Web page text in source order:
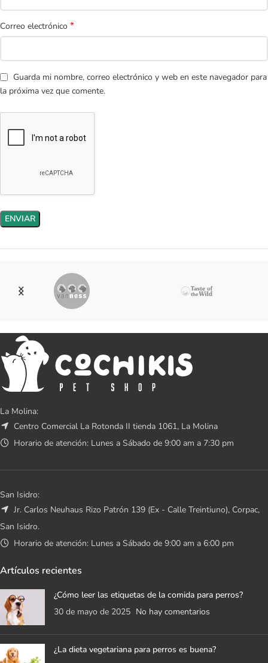
Correo electrónico *
Guarda mi nombre, correo electrónico y web en este navegador para
la próxima vez que comente.
La Molina:
Centro Comercial La Rotonda II tienda 1061, La Molina
Horario de atención: Lunes a Sábado de 9:00 am a 7:30 pm
San Isidro:
Jr. Carlos Neuhaus Rizo Patrón 139 (Ex - Calle Treintiuno), Corpac,
San Isidro.
Horario de atención: Lunes a Sábado de 9:00 am a 6:00 pm
Artículos recientes
¿Cómo leer las etiquetas de la comida para perros?
30 de mayo de 2025 No hay comentarios
¿La dieta vegetariana para perros es buena?